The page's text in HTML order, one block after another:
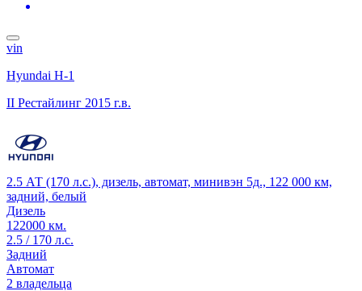
vin
Hyundai H-1
II Рестайлинг 2015 г.в.
2.5 АТ (170 л.с.), дизель, автомат, минивэн 5д., 122 000 км,
задний, белый
Дизель
122000 км.
2.5 / 170 л.с.
Задний
Автомат
2 владельца